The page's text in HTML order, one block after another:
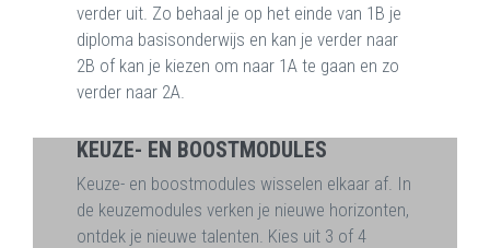
verder uit. Zo behaal je op het einde van 1B je
diploma basisonderwijs en kan je verder naar
2B of kan je kiezen om naar 1A te gaan en zo
verder naar 2A.
KEUZE- EN BOOSTMODULES
Keuze- en boostmodules wisselen elkaar af. In
de keuzemodules verken je nieuwe horizonten,
ontdek je nieuwe talenten. Kies uit 3 of 4